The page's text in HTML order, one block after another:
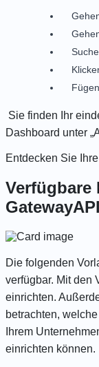
Sie finden Ihr
Dashboard unter
Entdecken Sie
Verfügbare
Die folgenden
verfügbar. Mit den
einrichten.
betrachten,
Ihrem
einrichten können.